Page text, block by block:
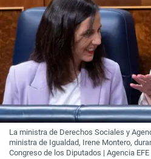
La ministra de Derechos Sociales y
ministra de Igualdad, Irene Montero,
Congreso de los Diputados | Agencia EFE